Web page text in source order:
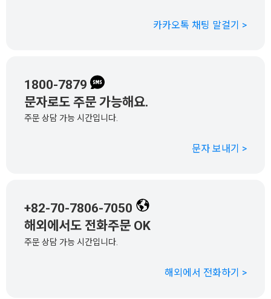
카카오톡 채팅 말걸기 >
1800-7879
문자로도 주문 가능해요.
주문 상담 가능 시간입니다.
문자 보내기 >
+82-70-7806-7050
해외에서도 전화주문 OK
주문 상담 가능 시간입니다.
해외에서 전화하기 >